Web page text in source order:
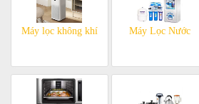
Máy lọc không khí Máy Lọc Nước